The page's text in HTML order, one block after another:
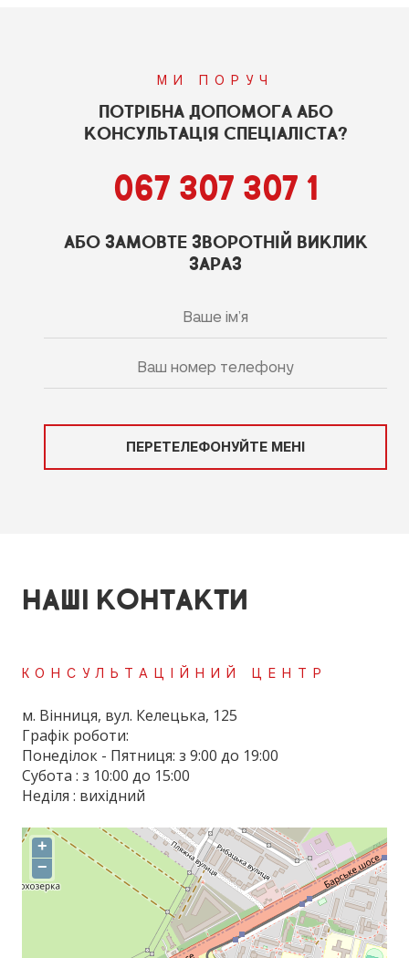
МИ ПОРУЧ
ПОТРІБНА ДОПОМОГА АБО
КОНСУЛЬТАЦІЯ СПЕЦІАЛІСТА?
067 307 307 1
АБО ЗАМОВТЕ ЗВОРОТНІЙ ВИКЛИК
ЗАРАЗ
ПЕРЕТЕЛЕФОНУЙТЕ МЕНІ
НАШІ КОНТАКТИ
КОНСУЛЬТАЦІЙНИЙ ЦЕНТР
м. Вінниця, вул. Келецька, 125
Графік роботи:
Понеділок - Пятниця: з 9:00 до 19:00
Субота : з 10:00 до 15:00
Неділя : вихідний
+
−